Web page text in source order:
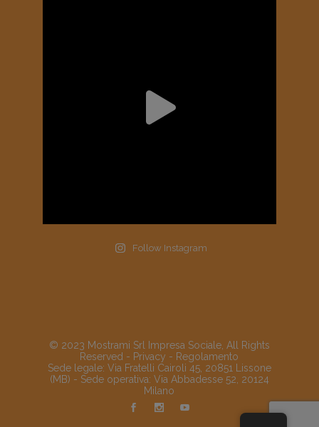
Follow Instagram
© 2023 Mostrami Srl Impresa Sociale, All Rights
Reserved - Privacy - Regolamento
Sede legale: Via Fratelli Cairoli 45, 20851 Lissone
(MB) - Sede operativa: Via Abbadesse 52, 20124
Milano